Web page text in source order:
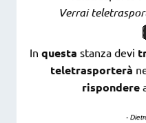
Verrai
In questa stanza devi
teletrasporterà
rispondere
-